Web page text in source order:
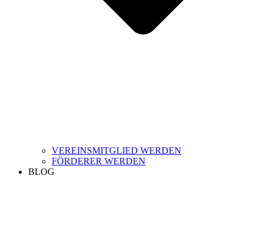
VEREINSMITGLIED WERDEN
FÖRDERER WERDEN
BLOG